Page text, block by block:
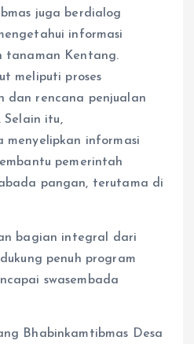
juga berdialog
informasi
tanaman Kentang.
meliputi proses
dan rencana penjualan
Selain itu,
menyelipkan informasi
pemerintah
pangan, terutama di
bagian integral dari
penuh program
swasembada
Bhabinkamtibmas Desa